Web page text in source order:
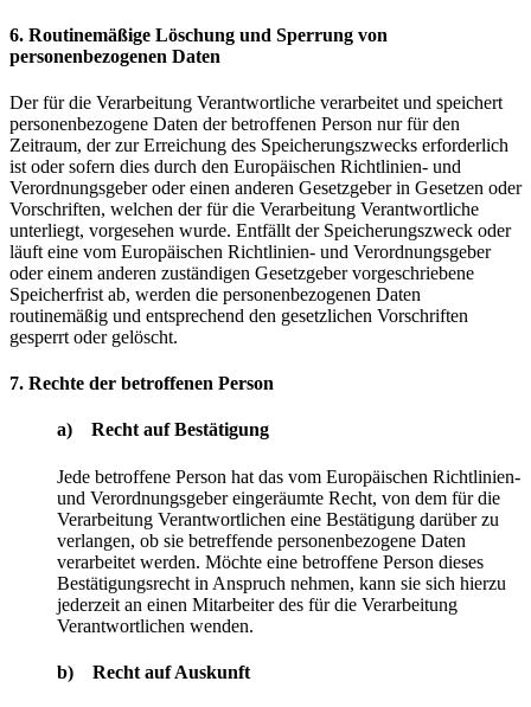
6. Routinemäßige Löschung und Sperrung von
personenbezogenen Daten
Der für die Verarbeitung Verantwortliche verarbeitet und speichert
personenbezogene Daten der betroffenen Person nur für den
Zeitraum, der zur Erreichung des Speicherungszwecks erforderlich
ist oder sofern dies durch den Europäischen Richtlinien- und
Verordnungsgeber oder einen anderen Gesetzgeber in Gesetzen oder
Vorschriften, welchen der für die Verarbeitung Verantwortliche
unterliegt, vorgesehen wurde. Entfällt der Speicherungszweck oder
läuft eine vom Europäischen Richtlinien- und Verordnungsgeber
oder einem anderen zuständigen Gesetzgeber vorgeschriebene
Speicherfrist ab, werden die personenbezogenen Daten
routinemäßig und entsprechend den gesetzlichen Vorschriften
gesperrt oder gelöscht.
7. Rechte der betroffenen Person
a) Recht auf Bestätigung
Jede betroffene Person hat das vom Europäischen Richtlinien-
und Verordnungsgeber eingeräumte Recht, von dem für die
Verarbeitung Verantwortlichen eine Bestätigung darüber zu
verlangen, ob sie betreffende personenbezogene Daten
verarbeitet werden. Möchte eine betroffene Person dieses
Bestätigungsrecht in Anspruch nehmen, kann sie sich hierzu
jederzeit an einen Mitarbeiter des für die Verarbeitung
Verantwortlichen wenden.
b) Recht auf Auskunft